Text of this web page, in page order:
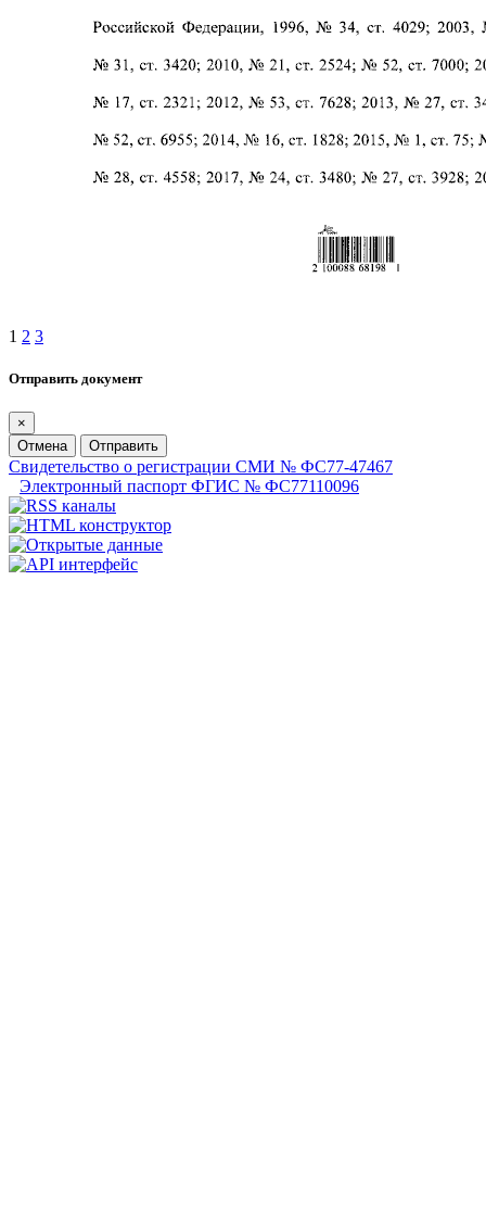
1 2 3
Отправить документ
×
Отмена
Отправить
Свидетельство о регистрации СМИ № ФС77-47467
Электронный паспорт ФГИС № ФС77110096